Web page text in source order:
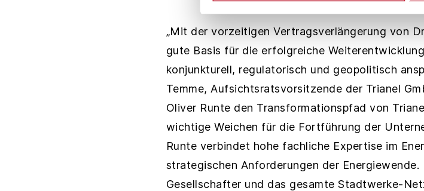
„Mit der vorzeitigen Vertragsverlängerung von
gute Basis für die erfolgreiche
konjunkturell, regulatorisch und geopolitisch
Temme, Aufsichtsratsvorsitzende der Trianel
Oliver Runte den Transformationspfad von
wichtige Weichen für die Fortführung der
Runte verbindet hohe fachliche Expertise im
strategischen Anforderungen der
Gesellschafter und das gesamte Stadtwerke-